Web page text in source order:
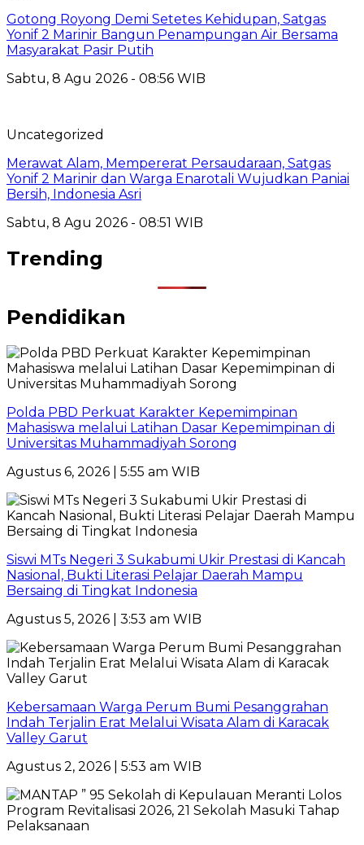
Gotong Royong Demi Setetes Kehidupan, Satgas
Yonif 2 Marinir Bangun Penampungan Air Bersama
Masyarakat Pasir Putih
Sabtu, 8 Agu 2026 - 08:56 WIB
Uncategorized
Merawat Alam, Mempererat Persaudaraan, Satgas
Yonif 2 Marinir dan Warga Enarotali Wujudkan Paniai
Bersih, Indonesia Asri
Sabtu, 8 Agu 2026 - 08:51 WIB
Trending
Pendidikan
Polda PBD Perkuat Karakter Kepemimpinan
Mahasiswa melalui Latihan Dasar Kepemimpinan di
Universitas Muhammadiyah Sorong
Agustus 6, 2026 | 5:55 am WIB
Siswi MTs Negeri 3 Sukabumi Ukir Prestasi di Kancah
Nasional, Bukti Literasi Pelajar Daerah Mampu
Bersaing di Tingkat Indonesia
Agustus 5, 2026 | 3:53 am WIB
Kebersamaan Warga Perum Bumi Pesanggrahan
Indah Terjalin Erat Melalui Wisata Alam di Karacak
Valley Garut
Agustus 2, 2026 | 5:53 am WIB